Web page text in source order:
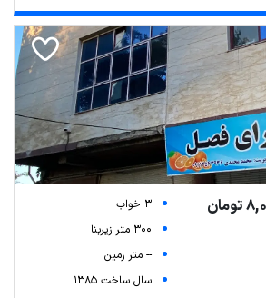
3 خواب
300 متر زیربنا
-- متر زمین
سال ساخت 1385